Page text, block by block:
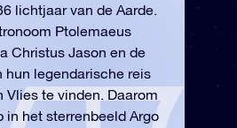
lichtjaar van de Aarde.
Ptolemaeus
Christus Jason en de
hun legendarische reis
Vlies te vinden. Daarom
in het sterrenbeeld Argo